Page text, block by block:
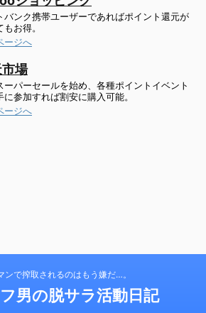
バンク携帯ユーザーであればポイント還元が
もお得。
ージへ
場
ーパーセールを始め、各種ポイントイベント
に参加すれば割安に購入可能。
ージへ
ンで搾取されるのはもう嫌だ…。
男の脱サラ活動日記